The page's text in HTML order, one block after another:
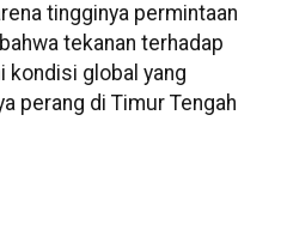
tingginya permintaan
tekanan terhadap
kondisi global yang
perang di Timur Tengah